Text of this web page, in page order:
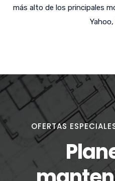
más alto de los principales
Yahoo,
OFERTAS